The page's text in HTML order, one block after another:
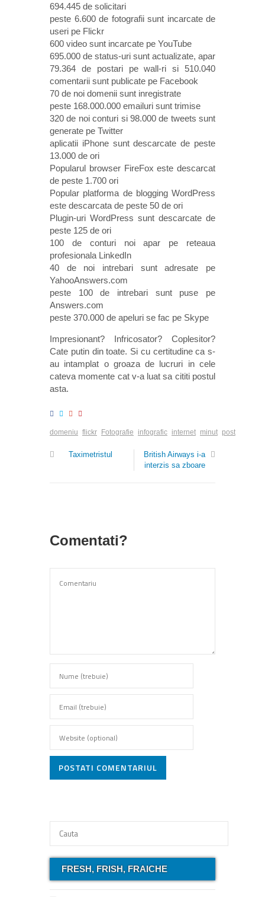
694.445 de solicitari
peste 6.600 de fotografii sunt incarcate de
useri pe Flickr
600 video sunt incarcate pe YouTube
695.000 de status-uri sunt actualizate, apar
79.364 de postari pe wall-ri si 510.040
comentarii sunt publicate pe Facebook
70 de noi domenii sunt inregistrate
peste 168.000.000 emailuri sunt trimise
320 de noi conturi si 98.000 de tweets sunt
generate pe Twitter
aplicatii iPhone sunt descarcate de peste
13.000 de ori
Popularul browser FireFox este descarcat
de peste 1.700 ori
Popular platforma de blogging WordPress
este descarcata de peste 50 de ori
Plugin-uri WordPress sunt descarcate de
peste 125 de ori
100 de conturi noi apar pe reteaua
profesionala LinkedIn
40 de noi intrebari sunt adresate pe
YahooAnswers.com
peste 100 de intrebari sunt puse pe
Answers.com
peste 370.000 de apeluri se fac pe Skype
Impresionant? Infricosator? Coplesitor?
Cate putin din toate. Si cu certitudine ca s-
au intamplat o groaza de lucruri in cele
cateva momente cat v-a luat sa cititi postul
asta.
domeniu flickr Fotografie infografic internet minut post
Taximetristul
British Airways i-a
interzis sa zboare
Comentati?
POSTATI COMENTARIUL
FRESH, FRISH, FRAICHE